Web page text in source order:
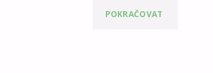
POKRAČOVAT